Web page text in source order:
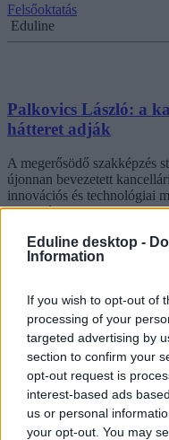
Eduline desktop -
Information
If you wish to opt-out of
processing of your
targeted advertising by
section to confirm your
opt-out request is
interest-based ads
us or personal
your opt-out. You may
Felsőoktatás
Eduline
Palkovics László: a
hátteret adják
A megerősödő szakképzés
újonnan bevezetett
innovációs és technológiai
munkaértekezleten, ahol a
Közoktatás
Jönnek a
munkát a
A szakképzés teljes
munkába állnak a